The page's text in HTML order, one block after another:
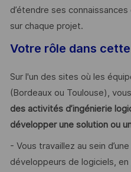
d’étendre ses
sur chaque projet.
Votre rôle dans
Sur l'un des sites où les
(Bordeaux ou Toulouse), vous
des activités d’ingénierie
développer une solution ou
- Vous travaillez au sein
développeurs de logiciels,